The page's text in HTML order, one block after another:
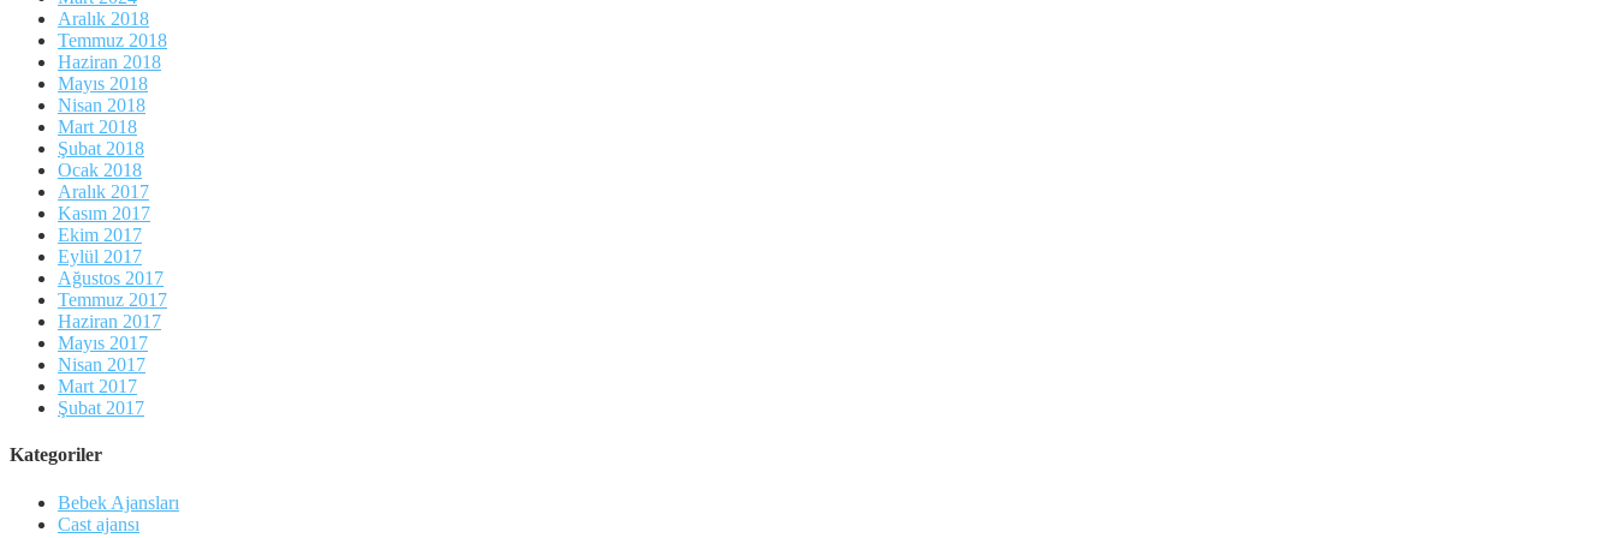
Aralık 2018
Temmuz 2018
Haziran 2018
Mayıs 2018
Nisan 2018
Mart 2018
Şubat 2018
Ocak 2018
Aralık 2017
Kasım 2017
Ekim 2017
Eylül 2017
Ağustos 2017
Temmuz 2017
Haziran 2017
Mayıs 2017
Nisan 2017
Mart 2017
Şubat 2017
Kategoriler
Bebek Ajansları
Cast ajansı